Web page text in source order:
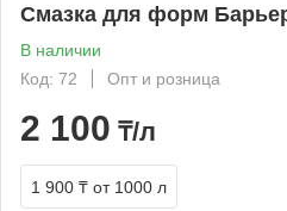
Смазка для форм
В наличии
Код: 72
Опт и розница
2 100 ₸/л
1 900 ₸ от 1000 л